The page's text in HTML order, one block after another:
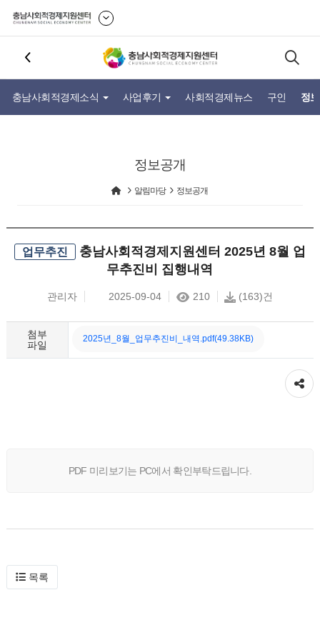
충남사회적경제소식 사업후기 사회적경제뉴스 구인 정
정보공개
알림마당 정보공개
업무추진
충남사회적경제지원센터 2025년 8월 업
무추진비 집행내역
관리자 2025-09-04 210 (163)건
첨부
파일
2025년_8월_업무추진비_내역.pdf(49.38KB)
공유하기
PDF 미리보기는 PC에서 확인부탁드립니다.
목록